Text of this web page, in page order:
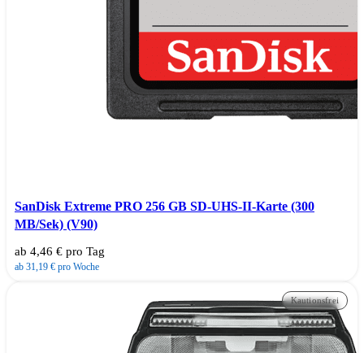
SanDisk Extreme PRO 256 GB SD-UHS-II-Karte (300
MB/Sek) (V90)
ab 4,46 € pro Tag
ab 31,19 € pro Woche
Kautionsfrei